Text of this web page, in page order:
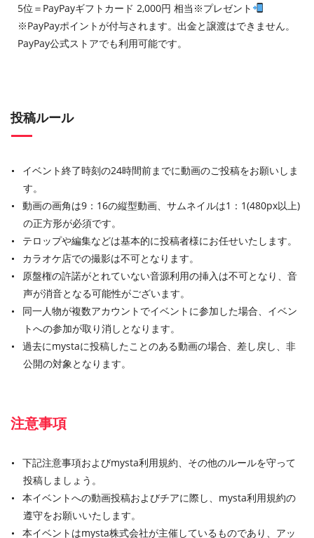
5位＝PayPayギフトカード 2,000円 相当※プレゼント
※PayPayポイントが付与されます。出金と譲渡はできません。
PayPay公式ストアでも利用可能です。
投稿ルール
イベント終了時刻の24時間前までに動画のご投稿をお願いしま
す。
動画の画角は9：16の縦型動画、サムネイルは1：1(480px以上)
の正方形が必須です。
テロップや編集などは基本的に投稿者様にお任せいたします。
カラオケ店での撮影は不可となります。
原盤権の許諾がとれていない音源利用の挿入は不可となり、音
声が消音となる可能性がございます。
同一人物が複数アカウントでイベントに参加した場合、イベン
トへの参加が取り消しとなります。
過去にmystaに投稿したことのある動画の場合、差し戻し、非
公開の対象となります。
注意事項
下記注意事項およびmysta利用規約、その他のルールを守って
投稿しましょう。
本イベントへの動画投稿およびチアに際し、mysta利用規約の
遵守をお願いいたします。
本イベントはmysta株式会社が主催しているものであり、アッ